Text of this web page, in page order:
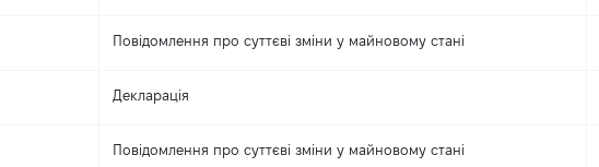
Повідомлення про суттєві зміни y майновому стані
Декларація
Повідомлення про суттєві зміни y майновому стані